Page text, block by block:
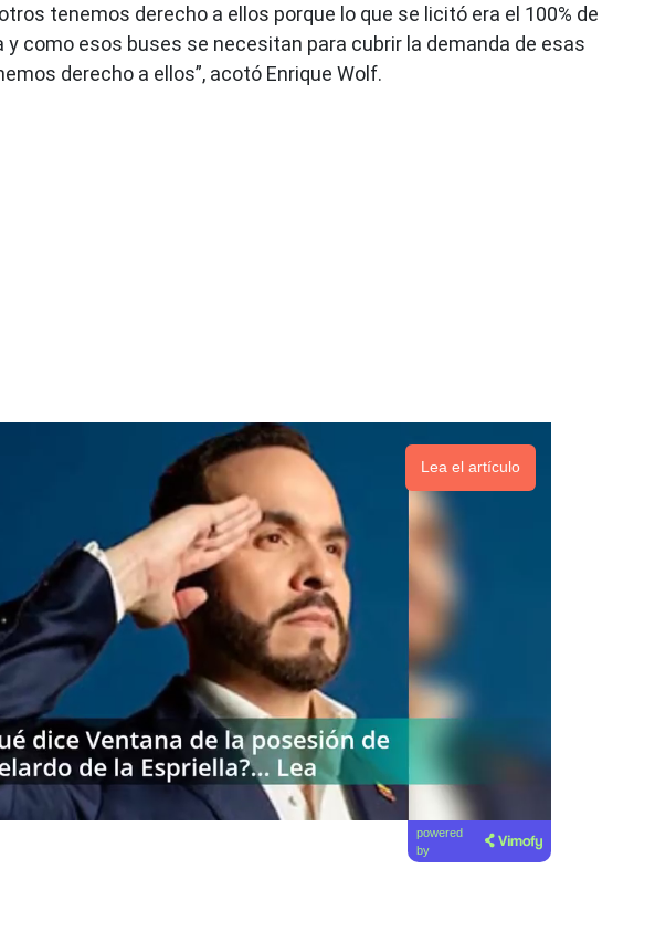
tenemos derecho a ellos porque lo que se licitó era el 100% de
y como esos buses se necesitan para cubrir la demanda de esas
derecho a ellos”, acotó Enrique Wolf.
Lea el artículo
powered
by